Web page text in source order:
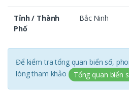
Tỉnh / Thành
Phố
Bắc Ninh
Để kiểm tra tổng quan biển số,
lòng tham khảo
Tổng quan biển